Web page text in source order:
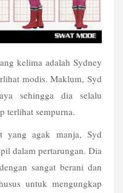
kelima adalah Sydney
modis. Maklum, Syd
sehingga dia selalu
terlihat sempurna.
yang agak manja, Syd
dalam pertarungan. Dia
sangat berani dan
untuk mengungkap